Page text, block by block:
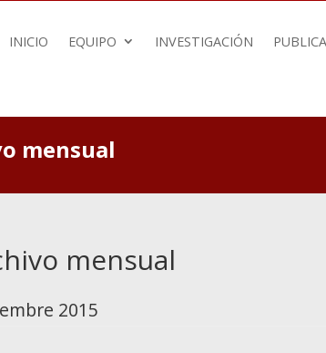
INICIO EQUIPO INVESTIGACIÓN
mensual
mensual
2015